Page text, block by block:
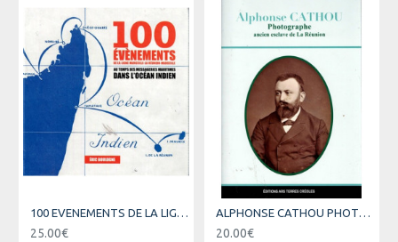
100 EVENEMENTS DE LA LIGNE LA REUNION-MARSEILLE
25.00€
ALPHONSE CATHOU PHOTOGRAPHE - ANCIEN ESCLAVE DE LA REUNION
20.00€